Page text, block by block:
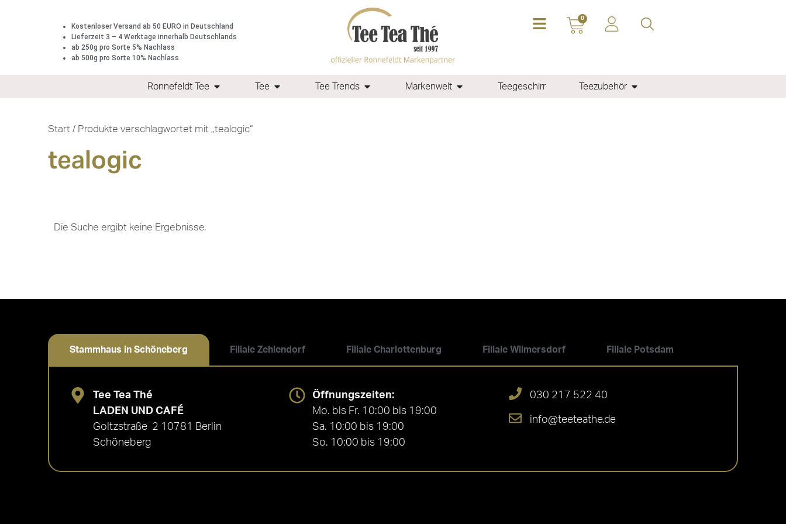
Kostenloser Versand ab 50 EURO in Deutschland
Lieferzeit 3 – 4 Werktage innerhalb Deutschlands
ab 250g pro Sorte 5% Nachlass
ab 500g pro Sorte 10% Nachlass
0
Ronnefeldt Tee Tee Tee Trends Markenwelt Teegeschirr Teezubehör
Start / Produkte verschlagwortet mit „tealogic“
tealogic
Die Suche ergibt keine Ergebnisse.
Stammhaus in Schöneberg Filiale Zehlendorf Filiale Charlottenburg Filiale Wilmersdorf Filiale Potsdam
Tee Tea Thé
LADEN UND CAFÉ
Goltzstraße 2 10781 Berlin
Schöneberg
Öffnungszeiten:
Mo. bis Fr. 10:00 bis 19:00
Sa. 10:00 bis 19:00
So. 10:00 bis 19:00
030 217 522 40
info@teeteathe.de